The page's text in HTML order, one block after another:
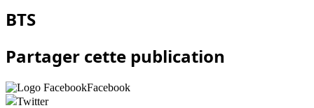
BTS
Partager cette publication
Facebook
Twitter